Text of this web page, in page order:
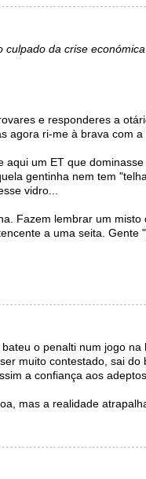
culpado da crise
e responderes a
agora ri-me à brava com a
aqui um ET que
gentinha nem tem
vidro...
Fazem lembrar um misto
a uma seita. Gente
o penalti num jogo na
muito contestado, sai do
a confiança aos
mas a realidade